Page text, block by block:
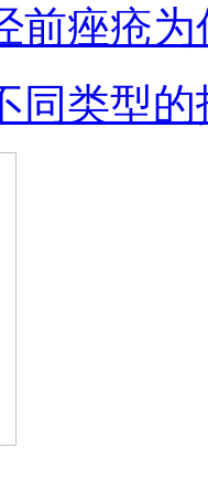
前痤疮
同类型